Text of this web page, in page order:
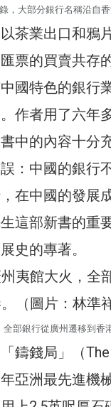
，大部分銀行名稱沿自
茶業出口和鴉
票的買賣共存
國特色的銀行
作者用了六年
中的內容十分
：中國的銀行
在中國的發展
這部新書的重
史的專著。
部銀行從廣州遷移到香
鑄錢局」（
亞洲最先進機